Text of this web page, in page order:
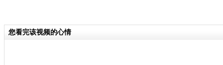
您看完该视频的心情